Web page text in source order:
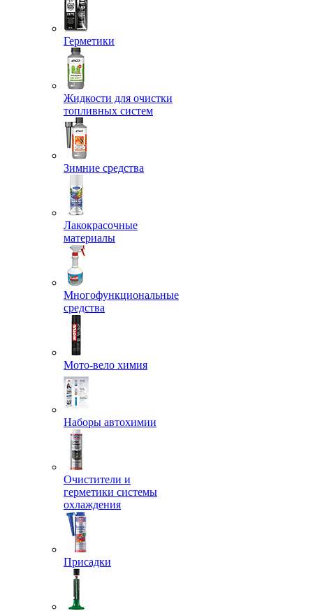
Герметики
Жидкости для очистки
топливных систем
Зимние средства
Лакокрасочные
материалы
Многофункциональные
средства
Мото-вело химия
Наборы автохимии
Очистители и
герметики системы
охлаждения
Присадки